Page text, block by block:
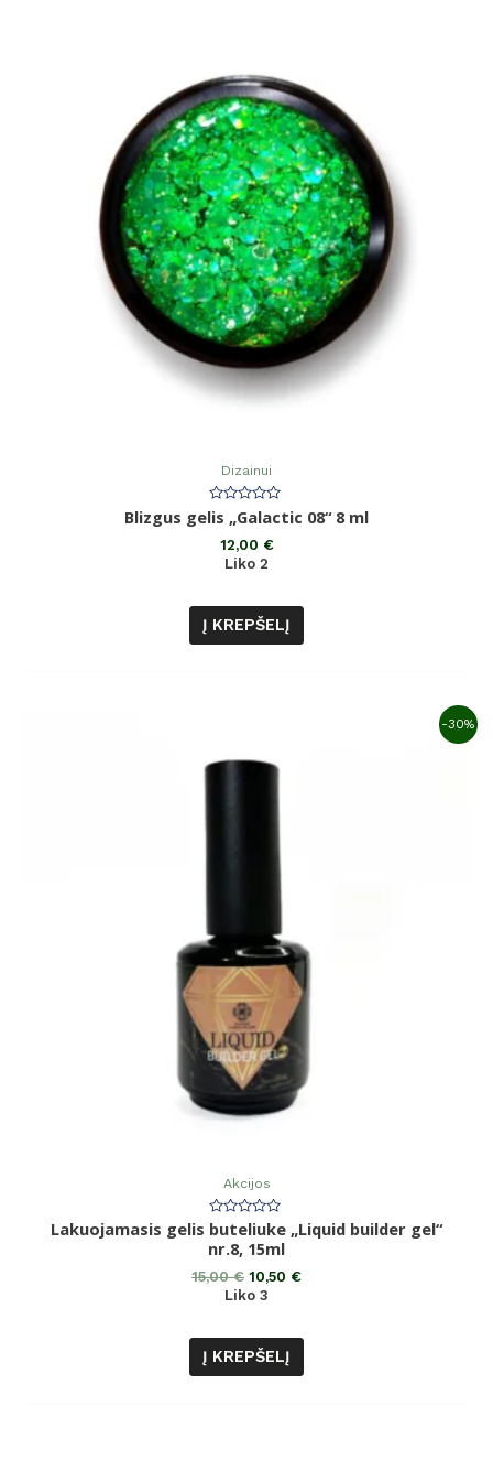
Dizainui
Įvertinimas:
0
Blizgus gelis „Galactic 08“ 8 ml
12,00 €
Liko 2
Į KREPŠELĮ
-30%
Akcijos
Įvertinimas:
0
iš
Lakuojamasis gelis buteliuke „Liquid builder gel“
nr.8, 15ml
15,00€ 10,50 €
Liko 3
Į KREPŠELĮ